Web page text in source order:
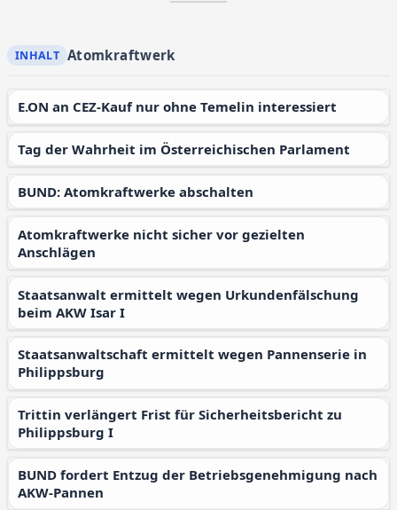
Atomkraftwerk
E.ON an CEZ-Kauf nur ohne Temelin interessiert
Tag der Wahrheit im Österreichischen Parlament
BUND: Atomkraftwerke abschalten
Atomkraftwerke nicht sicher vor gezielten
Anschlägen
Staatsanwalt ermittelt wegen Urkundenfälschung
beim AKW Isar I
Staatsanwaltschaft ermittelt wegen Pannenserie in
Philippsburg
Trittin verlängert Frist für Sicherheitsbericht zu
Philippsburg I
BUND fordert Entzug der Betriebsgenehmigung nach
AKW-Pannen